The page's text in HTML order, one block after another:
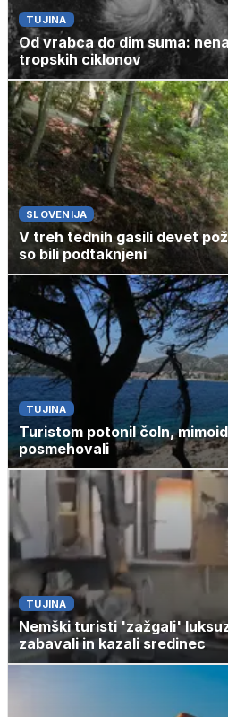
TUJINA
Od vrabca do dim suma:
tropskih ciklonov
SLOVENIJA
V treh tednih gasili devet
so bili podtaknjeni
TUJINA
Turistom potonil čoln,
posmehovali
TUJINA
Nemški turisti 'zažgali'
zabavali in kazali sredinec